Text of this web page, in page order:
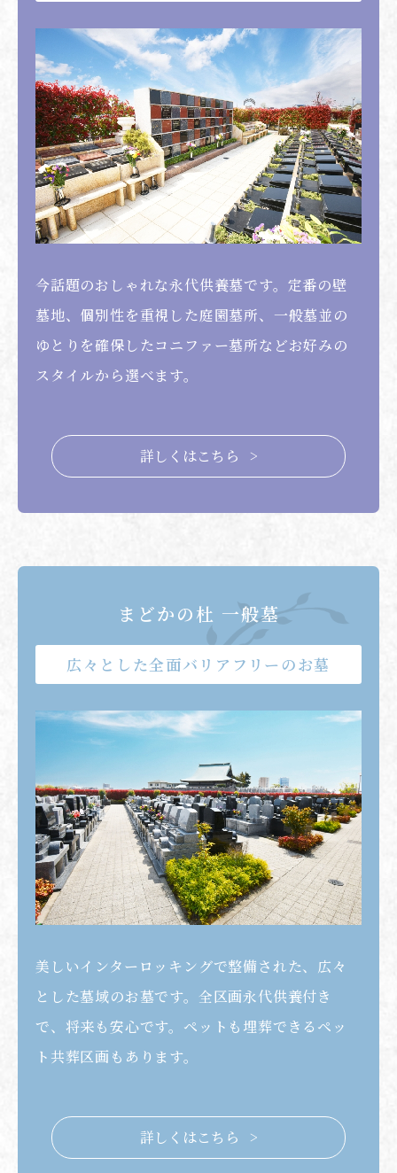
今話題のおしゃれな永代供養墓です。定番の壁
墓地、個別性を重視した庭園墓所、一般墓並の
ゆとりを確保したコニファー墓所などお好みの
スタイルから選べます。
詳しくはこちら >
まどかの杜 一般墓
広々とした全面バリアフリーのお墓
美しいインターロッキングで整備された、広々
とした墓域のお墓です。全区画永代供養付き
で、将来も安心です。ペットも埋葬できるペッ
ト共葬区画もあります。
詳しくはこちら >